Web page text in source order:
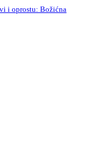
i oprostu: Božićna